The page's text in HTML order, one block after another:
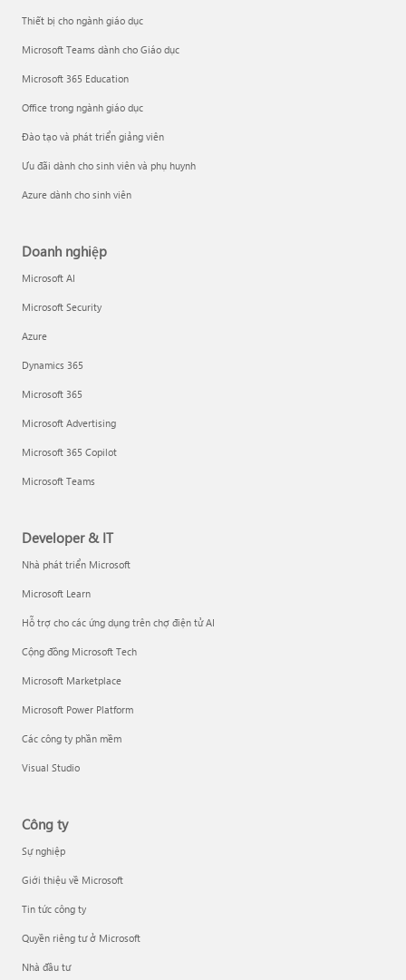
Thiết bị cho ngành giáo dục
Microsoft Teams dành cho Giáo dục
Microsoft 365 Education
Office trong ngành giáo dục
Đào tạo và phát triển giảng viên
Ưu đãi dành cho sinh viên và phụ huynh
Azure dành cho sinh viên
Doanh nghiệp
Microsoft AI
Microsoft Security
Azure
Dynamics 365
Microsoft 365
Microsoft Advertising
Microsoft 365 Copilot
Microsoft Teams
Developer & IT
Nhà phát triển Microsoft
Microsoft Learn
Hỗ trợ cho các ứng dụng trên chợ điện tử AI
Cộng đồng Microsoft Tech
Microsoft Marketplace
Microsoft Power Platform
Các công ty phần mềm
Visual Studio
Công ty
Sự nghiệp
Giới thiệu về Microsoft
Tin tức công ty
Quyền riêng tư ở Microsoft
Nhà đầu tư